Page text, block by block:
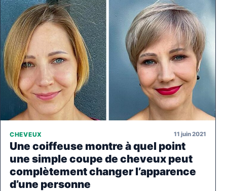
CHEVEUX 11 juin 2021
Une coiffeuse montre à quel point
une simple coupe de cheveux peut
complètement changer l’apparence
d’une personne